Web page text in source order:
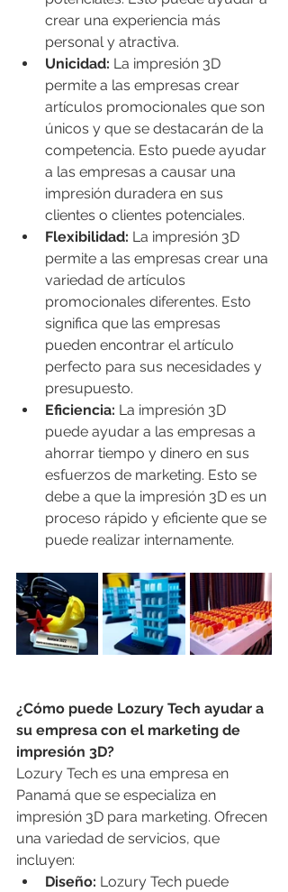
crear una experiencia más
personal y atractiva.
Unicidad: La impresión 3D
permite a las empresas crear
artículos promocionales que son
únicos y que se destacarán de la
competencia. Esto puede ayudar
a las empresas a causar una
impresión duradera en sus
clientes o clientes potenciales.
Flexibilidad: La impresión 3D
permite a las empresas crear una
variedad de artículos
promocionales diferentes. Esto
significa que las empresas
pueden encontrar el artículo
perfecto para sus necesidades y
presupuesto.
Eficiencia: La impresión 3D
puede ayudar a las empresas a
ahorrar tiempo y dinero en sus
esfuerzos de marketing. Esto se
debe a que la impresión 3D es un
proceso rápido y eficiente que se
puede realizar internamente.
¿Cómo puede Lozury Tech ayudar a
su empresa con el marketing de
impresión 3D?
Lozury Tech es una empresa en
Panamá que se especializa en
impresión 3D para marketing. Ofrecen
una variedad de servicios, que
incluyen:
Diseño: Lozury Tech puede